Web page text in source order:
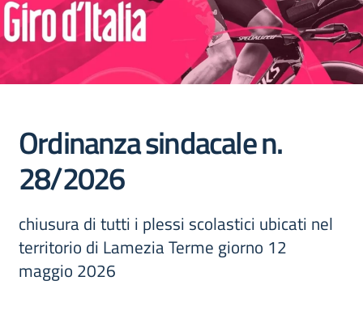
Ordinanza sindacale n.
28/2026
chiusura di tutti i plessi scolastici ubicati nel
territorio di Lamezia Terme giorno 12
maggio 2026